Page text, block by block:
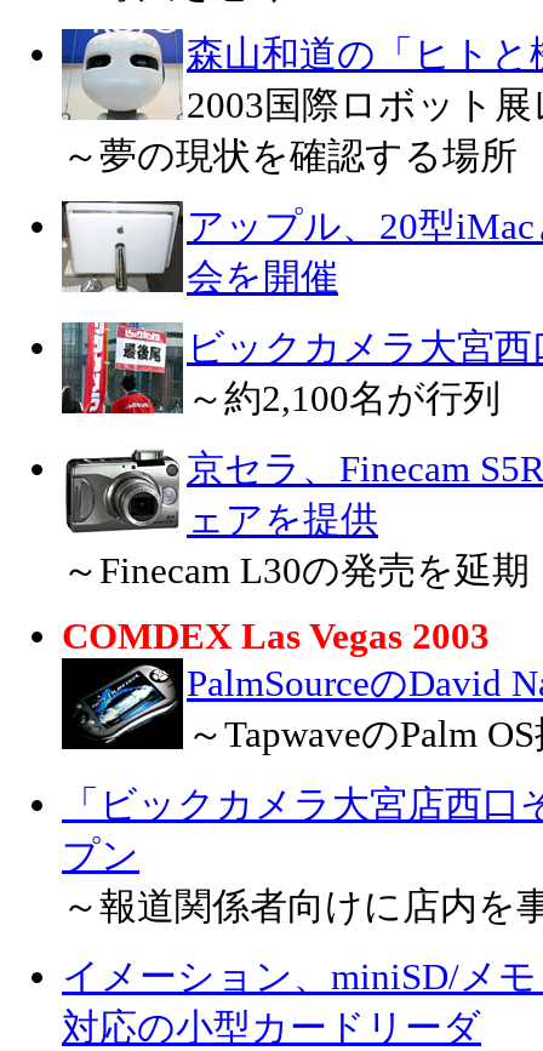
森山和道の「ヒトと
2003国際ロボット
～夢の現状を確認する場所
アップル、20型
会を開催
ビックカメラ大宮
～約2,100名が行列
京セラ、Finecam
ェアを提供
～Finecam L30の発売を延期
COMDEX Las Vegas 2003
PalmSourceのDavid
～TapwaveのPalm
「ビックカメラ大宮店西
プン
～報道関係者向けに店内を
イメーション、miniSD/メ
対応の小型カードリーダ